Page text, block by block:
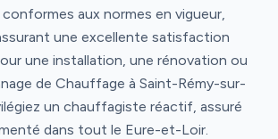
aux normes en vigueur,
une excellente satisfaction
une installation, une rénovation ou
de Chauffage à Saint-Rémy-sur-
un chauffagiste réactif, assuré
dans tout le Eure-et-Loir.